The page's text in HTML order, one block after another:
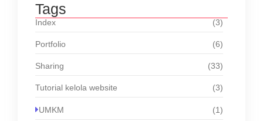
Tags
Index (3)
Portfolio (6)
Sharing (33)
Tutorial kelola website (3)
UMKM (1)